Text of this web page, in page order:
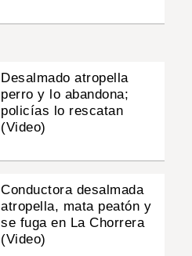
Desalmado atropella
perro y lo abandona;
policías lo rescatan
(Video)
Conductora desalmada
atropella, mata peatón y
se fuga en La Chorrera
(Video)